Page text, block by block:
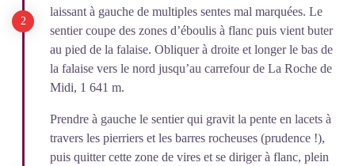
laissant à gauche de multiples sentes mal marquées. Le
sentier coupe des zones d’éboulis à flanc puis vient buter
au pied de la falaise. Obliquer à droite et longer le bas de
la falaise vers le nord jusqu’au carrefour de La Roche de
Midi, 1 641 m.
Prendre à gauche le sentier qui gravit la pente en lacets à
travers les pierriers et les barres rocheuses (prudence !),
puis quitter cette zone de vires et se diriger à flanc, plein